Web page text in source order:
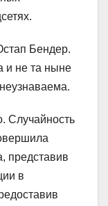
Бендер.
и не та ныне
Случайность
представив
в